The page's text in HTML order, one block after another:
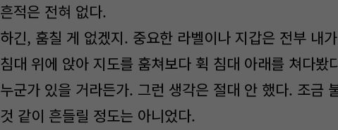
흔적은 전혀 없다.
하긴, 훔칠 게 없겠지. 중요한 라벨이나 지갑은 전부 내
침대 위에 앉아 지도를 훔쳐보다 휙 침대 아래를 쳐다
누군가 있을 거라든가. 그런 생각은 절대 안 했다. 조금
것 같이 흔들릴 정도는 아니었다.